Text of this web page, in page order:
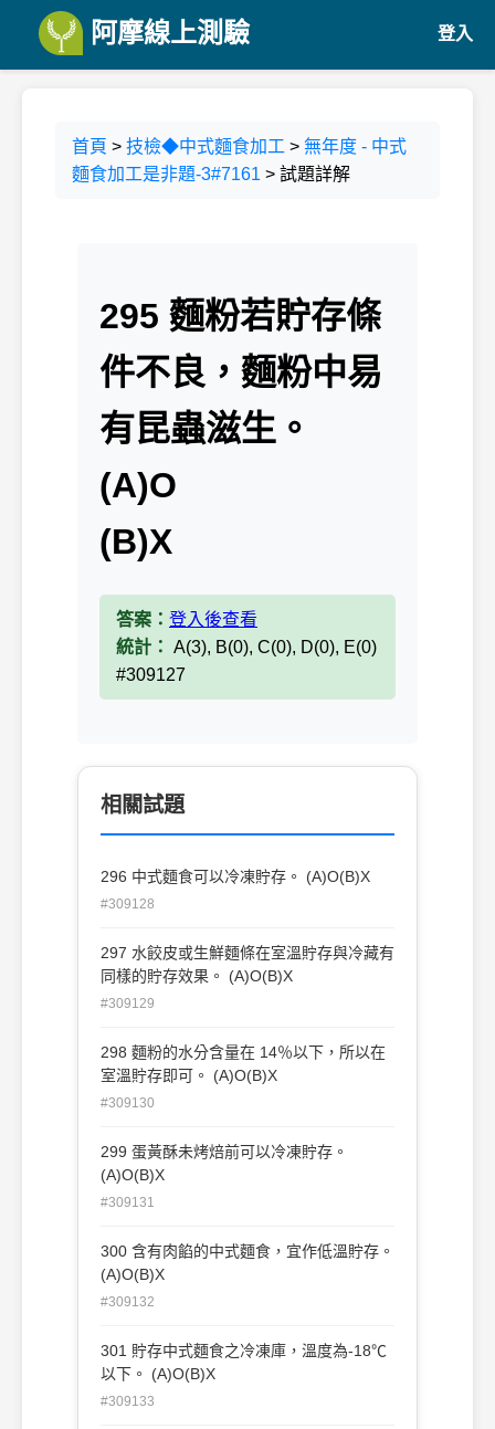
阿摩線上測驗 登入
首頁 > 技檢◆中式麵食加工 > 無年度 - 中式
麵食加工是非題-3#7161 > 試題詳解
295 麵粉若貯存條
件不良，麵粉中易
有昆蟲滋生。
(A)O
(B)X
答案： 登入後查看
統計： A(3), B(0), C(0), D(0), E(0)
#309127
相關試題
296 中式麵食可以冷凍貯存。 (A)O(B)X
#309128
297 水餃皮或生鮮麵條在室溫貯存與冷藏有
同樣的貯存效果。 (A)O(B)X
#309129
298 麵粉的水分含量在 14％以下，所以在
室溫貯存即可。 (A)O(B)X
#309130
299 蛋黃酥未烤焙前可以冷凍貯存。
(A)O(B)X
#309131
300 含有肉餡的中式麵食，宜作低溫貯存。
(A)O(B)X
#309132
301 貯存中式麵食之冷凍庫，溫度為-18℃
以下。 (A)O(B)X
#309133